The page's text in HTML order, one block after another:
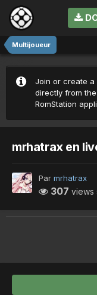
Multijoueur
Join or create a
directly from the
RomStation
mrhatrax en
Par mrhatrax
307 views